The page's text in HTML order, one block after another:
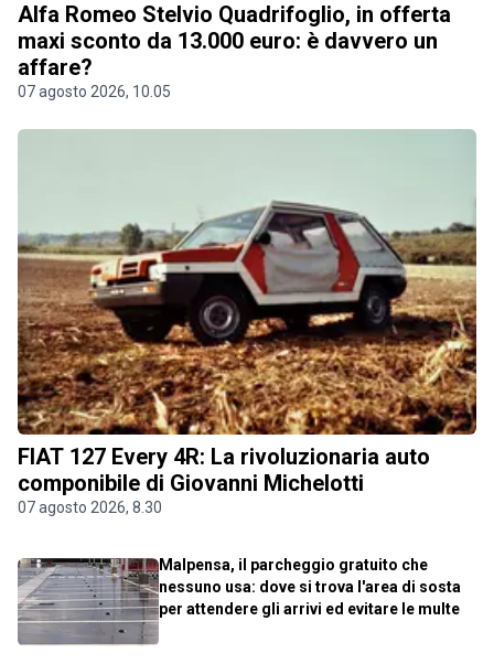
Alfa Romeo Stelvio Quadrifoglio, in offerta
maxi sconto da 13.000 euro: è davvero un
affare?
07 agosto 2026, 10.05
FIAT 127 Every 4R: La rivoluzionaria auto
componibile di Giovanni Michelotti
07 agosto 2026, 8.30
Malpensa, il parcheggio gratuito che
nessuno usa: dove si trova l'area di sosta
per attendere gli arrivi ed evitare le multe